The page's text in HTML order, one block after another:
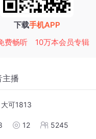
下载手机APP
费畅听
10万本会员专辑
主播
大可1813
12 5245